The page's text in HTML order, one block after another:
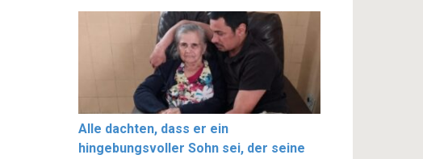
Alle dachten, dass er ein
hingebungsvoller Sohn sei, der seine